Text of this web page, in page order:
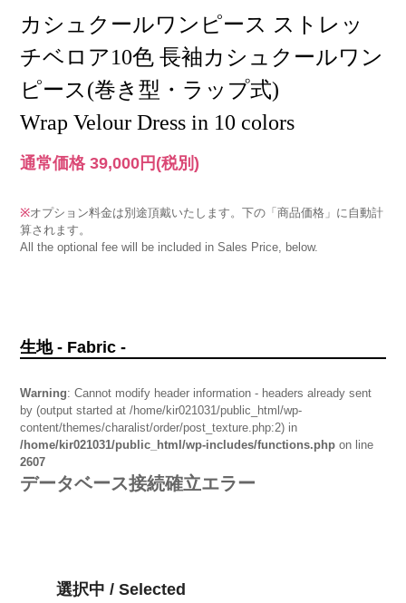
カシュクールワンピース ストレッ
チベロア10色 長袖カシュクールワン
ピース(巻き型・ラップ式)
Wrap Velour Dress in 10 colors
通常価格 39,000円 (税別)
※オプション料金は別途頂戴いたします。下の「商品価格」に自動計
算されます。
All the optional fee will be included in Sales Price, below.
生地 - Fabric -
Warning: Cannot modify header information - headers already sent
by (output started at /home/kir021031/public_html/wp-
content/themes/charalist/order/post_texture.php:2) in
/home/kir021031/public_html/wp-includes/functions.php on line
2607
データベース接続確立エラー
選択中 / Selected